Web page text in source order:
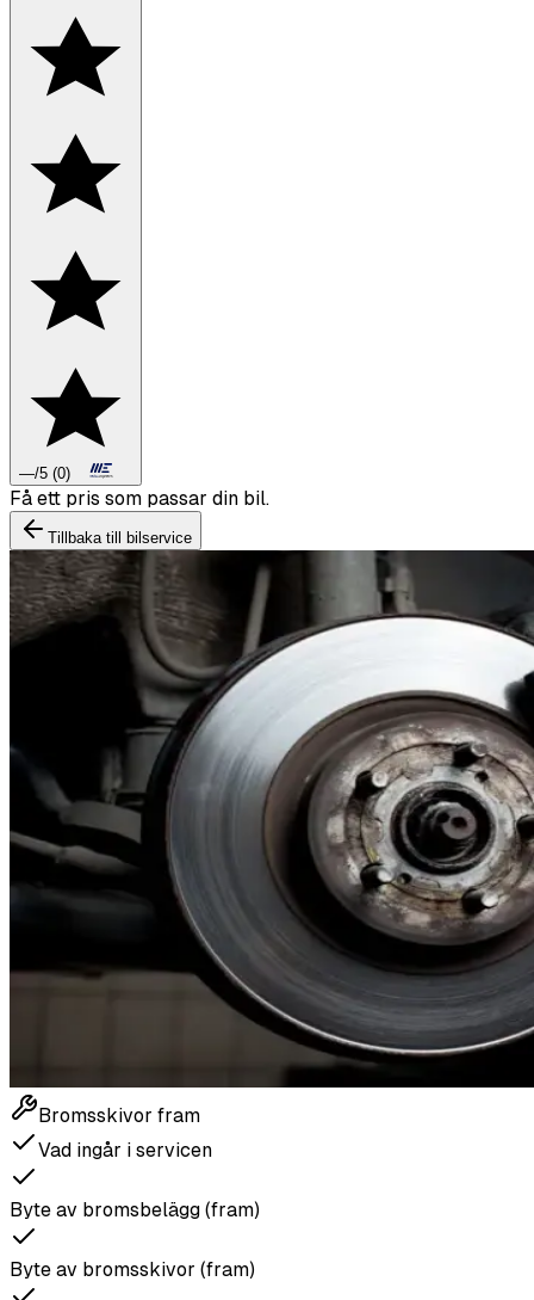
—/5 (0)
Boka däckbyte eller montering inför vintern.
Tillbaka till bilservice
Bromsskivor fram
Vad ingår i servicen
Byte av bromsbelägg (fram)
Byte av bromsskivor (fram)